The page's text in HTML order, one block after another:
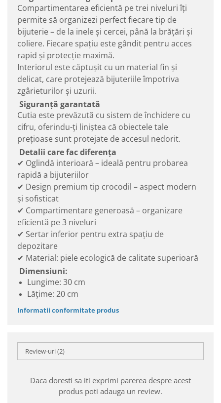
Compartimentarea eficientă pe trei niveluri îți
permite să organizezi perfect fiecare tip de
bijuterie – de la inele și cercei, până la brățări și
coliere. Fiecare spațiu este gândit pentru acces
rapid și protecție maximă.
Interiorul este căptușit cu un material fin și
delicat, care protejează bijuteriile împotriva
zgârieturilor și uzurii.
Siguranță garantată
Cutia este prevăzută cu sistem de închidere cu
cifru, oferindu-ți liniștea că obiectele tale
prețioase sunt protejate de accesul nedorit.
Detalii care fac diferența
✔ Oglindă interioară – ideală pentru probarea
rapidă a bijuteriilor
✔ Design premium tip crocodil – aspect modern
și sofisticat
✔ Compartimentare generoasă – organizare
eficientă pe 3 niveluri
✔ Sertar inferior pentru extra spațiu de
depozitare
✔ Material: piele ecologică de calitate superioară
Dimensiuni:
Lungime: 30 cm
Lățime: 20 cm
Informatii conformitate produs
Review-uri(2)
Daca doresti sa iti exprimi parerea despre acest
produs poti adauga un review.